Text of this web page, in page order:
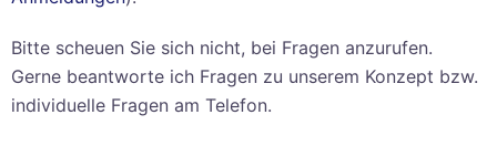
Bitte scheuen Sie sich nicht, bei Fragen anzurufen.
Gerne beantworte ich Fragen zu unserem Konzept bzw.
individuelle Fragen am Telefon.